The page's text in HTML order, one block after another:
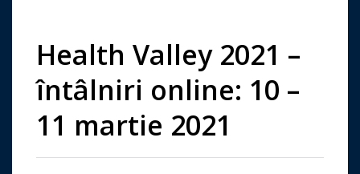
Health Valley 2021 –
întâlniri online: 10 –
11 martie 2021